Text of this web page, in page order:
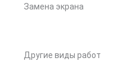
Замена экрана
Другие виды работ